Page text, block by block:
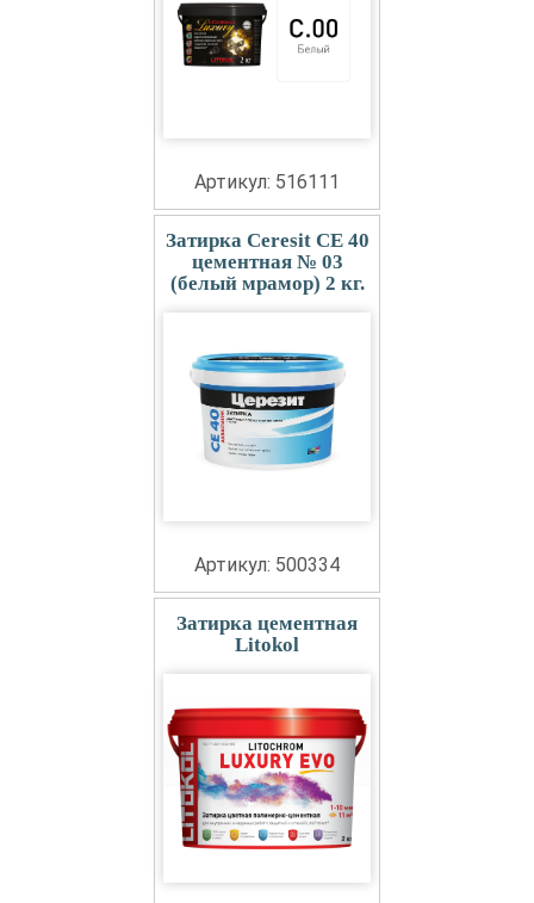
Артикул: 516111
Затирка Ceresit СЕ 40
цементная № 03
(белый мрамор) 2 кг.
Артикул: 500334
Затирка цементная
Litokol